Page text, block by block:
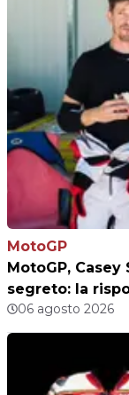
MotoGP
MotoGP,
segreto: la
06 agosto 2026